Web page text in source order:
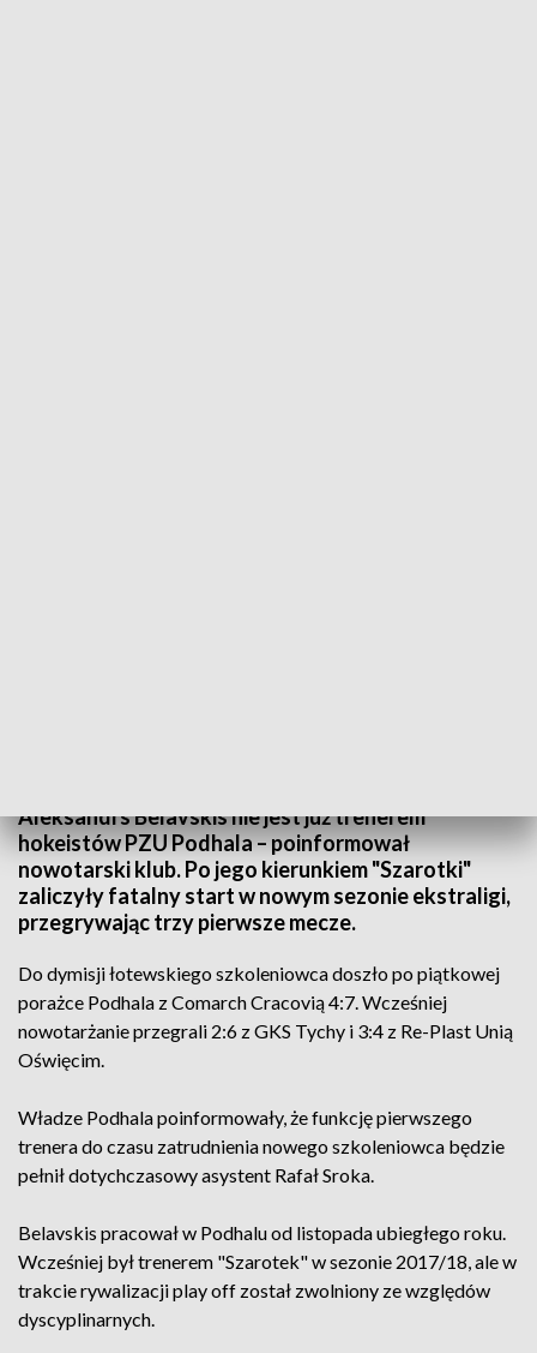
Aleksandrs Belavskis nie jest już trenerem
hokeistów PZU Podhala – poinformował
nowotarski klub. Po jego kierunkiem "Szarotki"
zaliczyły fatalny start w nowym sezonie ekstraligi,
przegrywając trzy pierwsze mecze.
Do dymisji łotewskiego szkoleniowca doszło po piątkowej
porażce Podhala z Comarch Cracovią 4:7. Wcześniej
nowotarżanie przegrali 2:6 z GKS Tychy i 3:4 z Re-Plast Unią
Oświęcim.
Władze Podhala poinformowały, że funkcję pierwszego
trenera do czasu zatrudnienia nowego szkoleniowca będzie
pełnił dotychczasowy asystent Rafał Sroka.
Belavskis pracował w Podhalu od listopada ubiegłego roku.
Wcześniej był trenerem "Szarotek" w sezonie 2017/18, ale w
trakcie rywalizacji play off został zwolniony ze względów
dyscyplinarnych.